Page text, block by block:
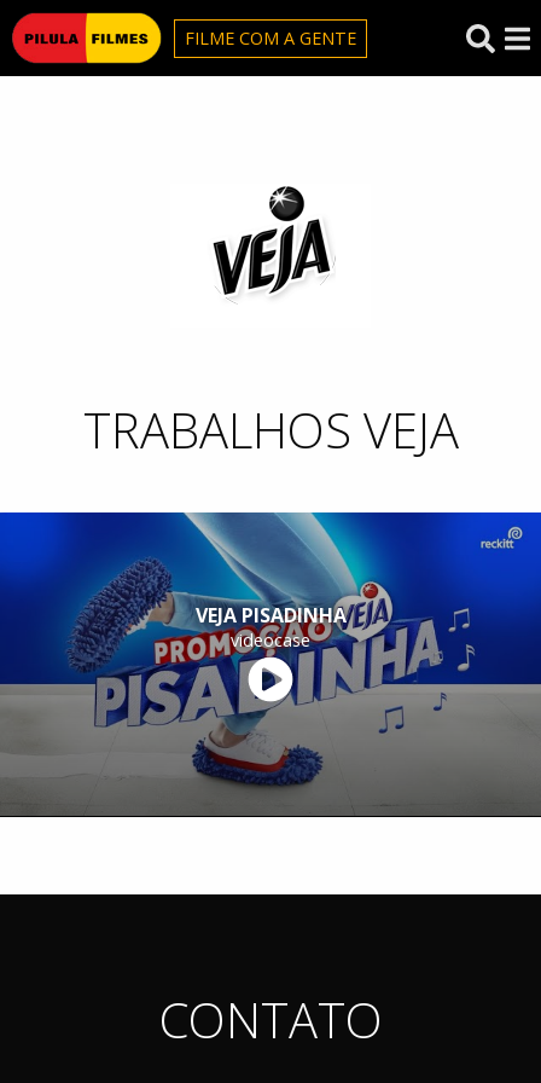
Pilula Filmes
FILME COM A GENTE
Veja
TRABALHOS VEJA
VEJA PISADINHA
videocase
CONTATO